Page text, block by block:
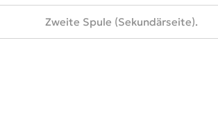
Zweite Spule (Sekundärseite).